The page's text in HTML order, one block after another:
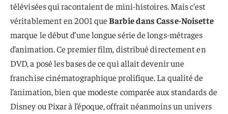
télévisées qui racontaient de mini-histoires. Mais c’est
véritablement en 2001 queBarbie dans Casse-Noisette
marque le début d’une longue série de longs-métrages
d’animation. Ce premier film, distribué directement en
DVD, a posé les bases de ce qui allait devenir une
franchise cinématographique prolifique. La qualité de
l’animation, bien que modeste comparée aux standards de
Disney ou Pixar à l’époque, offrait néanmoins un univers